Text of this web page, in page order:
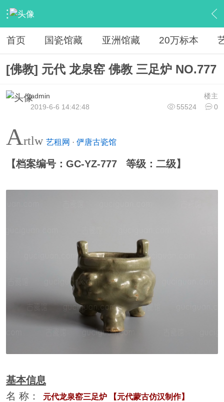
› 馆藏 › 馆藏古陶瓷 › 内容
首页 国瓷馆藏 亚洲馆藏 20万标本
[佛教] 元代 龙泉窑 佛教 三足炉 NO.777
楼主
admin
55524
0
2019-6-6 14:42:48
Artlw 艺租网 · 俨唐古瓷馆
【档案编号：GC-YZ-777 等级：二级】
基本信息
名 称：
元代龙泉窑三足炉 【元代蒙古仿汉制作】